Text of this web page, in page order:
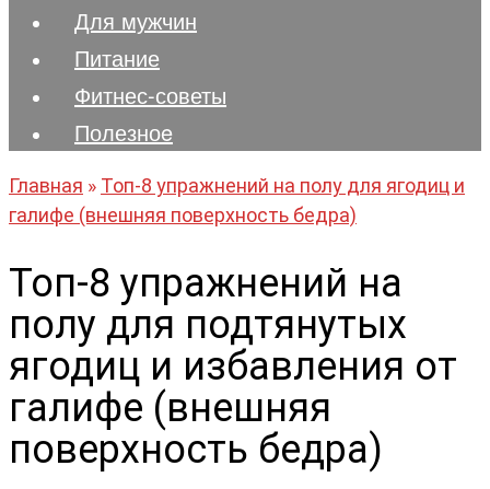
Для мужчин
Питание
Фитнес-советы
Полезноe
Главная » Топ-8 упражнений на полу для ягодиц и
галифе (внешняя поверхность бедра)
Топ-8 упражнений на
полу для подтянутых
ягодиц и избавления от
галифе (внешняя
поверхность бедра)